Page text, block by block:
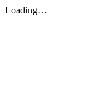
Loading…